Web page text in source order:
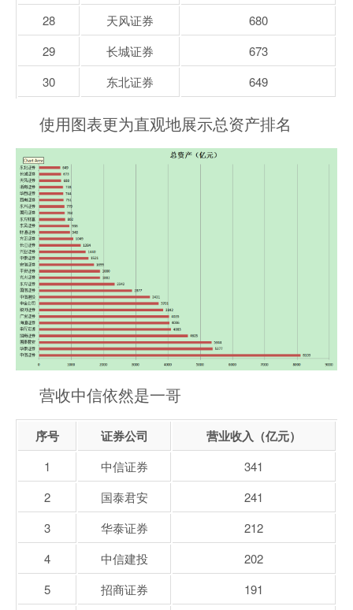
28
天风证券
680
29
长城证券
673
30
东北证券 649
使用图表更为直观地展示总资产排名
营收中信依然是一哥
序号 证券公司 营业收入（亿元）
1 中信证券
341
2
国泰君安
241
3
华泰证券
212
4
中信建投
202
5
招商证券
191